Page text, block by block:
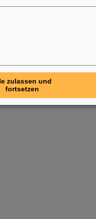
zulassen und
fortsetzen